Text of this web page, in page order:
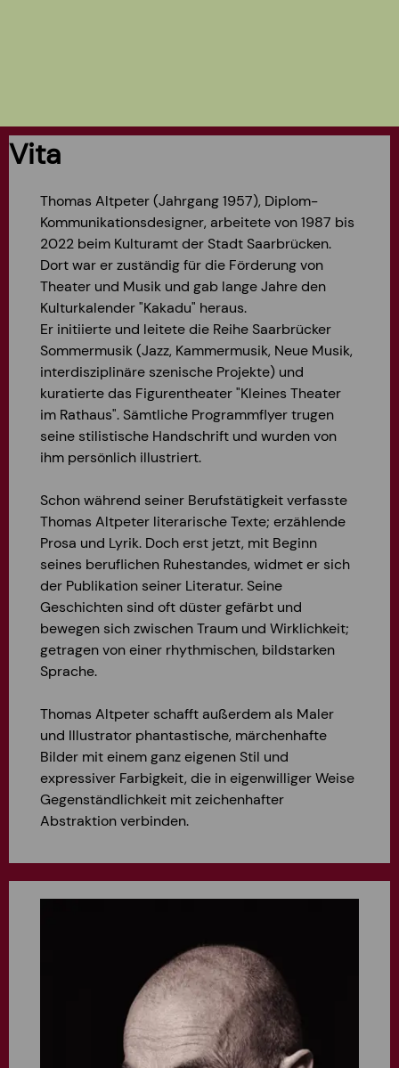
Vita
Thomas Altpeter (Jahrgang 1957), Diplom-
Kommunikationsdesigner, arbeitete von 1987 bis
2022 beim Kulturamt der Stadt Saarbrücken.
Dort war er zuständig für die Förderung von
Theater und Musik und gab lange Jahre den
Kulturkalender "Kakadu" heraus.
Er initiierte und leitete die Reihe Saarbrücker
Sommermusik (Jazz, Kammermusik, Neue Musik,
interdisziplinäre szenische Projekte) und
kuratierte das Figurentheater "Kleines Theater
im Rathaus". Sämtliche Programmflyer trugen
seine stilistische Handschrift und wurden von
ihm persönlich illustriert.
Schon während seiner Berufstätigkeit verfasste
Thomas Altpeter literarische Texte; erzählende
Prosa und Lyrik. Doch erst jetzt, mit Beginn
seines beruflichen Ruhestandes, widmet er sich
der Publikation seiner Literatur. Seine
Geschichten sind oft düster gefärbt und
bewegen sich zwischen Traum und Wirklichkeit;
getragen von einer rhythmischen, bildstarken
Sprache.
Thomas Altpeter schafft außerdem als Maler
und Illustrator phantastische, märchenhafte
Bilder mit einem ganz eigenen Stil und
expressiver Farbigkeit, die in eigenwilliger Weise
Gegenständlichkeit mit zeichenhafter
Abstraktion verbinden.